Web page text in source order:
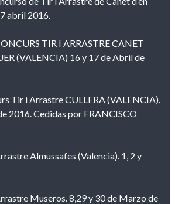
abril 2016.
TIR I ARRASTRE CANET
(VALENCIA) 16 y 17 de Abril de
Tir i Arrastre CULLERA (VALENCIA).
2016. Cedidas por FRANCISCO
Almussafes (Valencia). 1, 2 y
Museros. 8,29 y 30 de Marzo de